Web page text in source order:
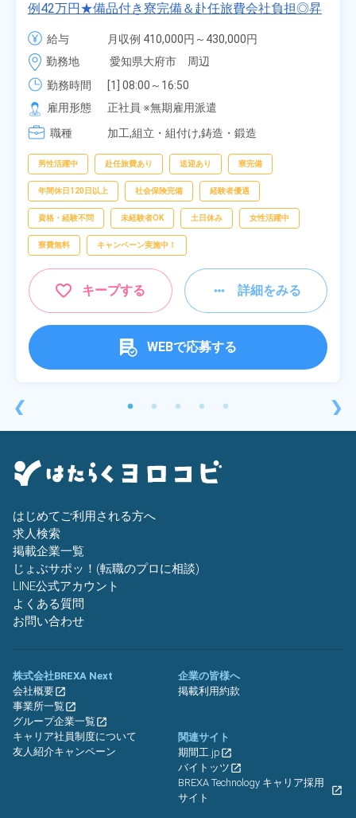
❮
例42万円★備品付き寮完備＆赴任旅費会社負担◎昇
給・業績賞与あり！組立や塗装など自動車製造の各
種作業！《愛知県大府市》
給与
月収例 410,000円～430,000円
月給 277,000円～277,000円
勤務地
愛知県大府市　周辺
勤務時間
[1] 08:00～16:50
[2] 06:25～15:10
[3] 17:05～01:50
雇用形態
正社員 ※無期雇用派遣
職種
加工,組立・組付け,鋳造・鍛造
男性活躍中 赴任旅費あり 送迎あり 寮完備
年間休日120日以上 社会保険完備 経験者優遇
資格・経験不問 未経験者OK 土日休み 女性活躍中
寮費無料 キャンペーン実施中！
キープする 詳細をみる
WEBで応募する
❯
はじめてご利用される方へ
求人検索
掲載企業一覧
じょぶサポッ！(転職のプロに相談)
LINE公式アカウント
よくある質問
お問い合わせ
株式会社BREXA Next
会社概要
事業所一覧
グループ企業一覧
キャリア社員制度について
友人紹介キャンペーン
企業の皆様へ
掲載利用約款
関連サイト
期間工.jp
バイトッツ
BREXA Technology キャリア採用
サイト